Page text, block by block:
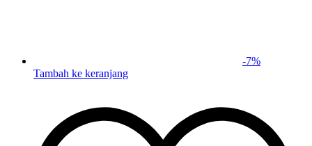
-7%
Tambah ke keranjang